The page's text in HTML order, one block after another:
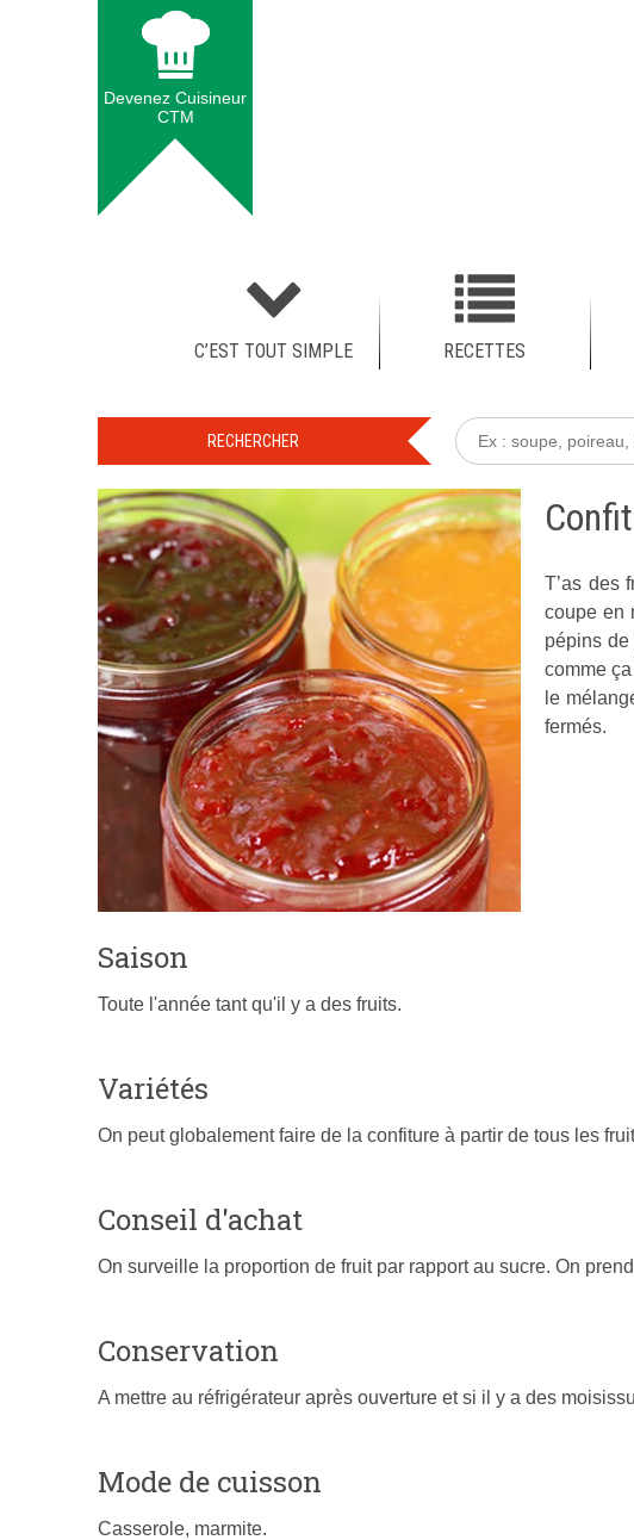
Devenez Cuisineur
CTM
C’EST TOUT SIMPLE RECETTES
Publié
le
25
février
2015
par
T’as des
coupe en
pépins de
comme
le
fermés.
Saison
Toute l'année tant qu'il y a des fruits.
Variétés
On peut globalement faire de la confiture à partir de tous les
Conseil d'achat
On surveille la proportion de fruit par rapport au sucre. On
Conservation
A mettre au réfrigérateur après ouverture et si il y a des
Mode de cuisson
Casserole, marmite.